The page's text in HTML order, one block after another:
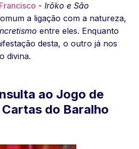
- Irôko e São
a ligação com a natureza,
entre eles. Enquanto
desta, o outro já nos
divina.
ao Jogo de
do Baralho